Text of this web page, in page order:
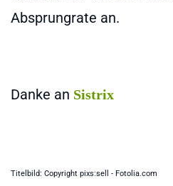
Absprungrate an.
Danke an Sistrix
Titelbild: Copyright pixs:sell - Fotolia.com